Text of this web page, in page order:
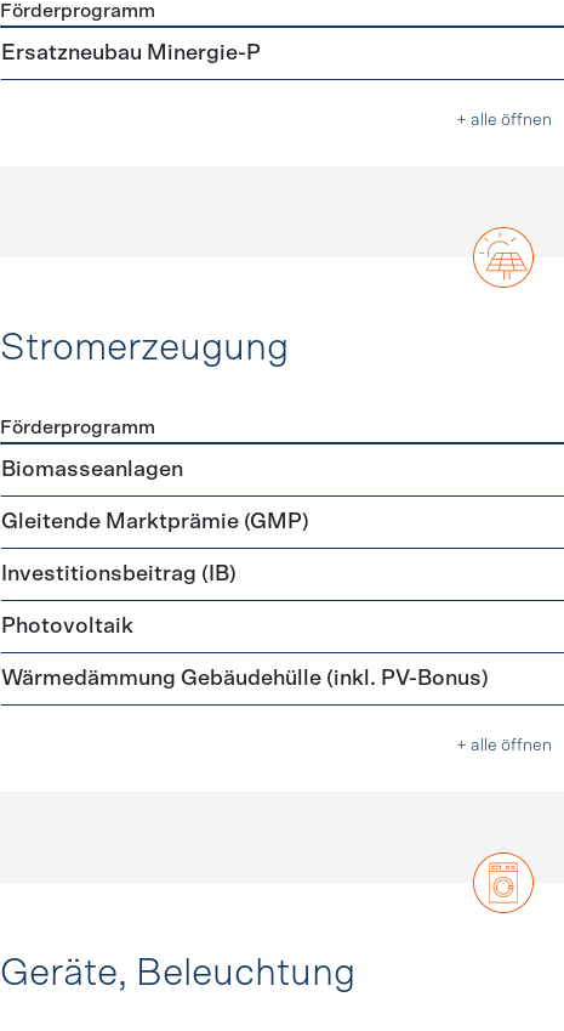
Förderprogramme Neubau
Förderprogramm
Ersatzneubau Minergie-P
+ alle öffnen
Stromerzeugung
Förderprogramme
Förderprogramm
Biomasseanlagen
Gleitende Marktprämie (GMP)
Investitionsbeitrag (IB)
Photovoltaik
Wärmedämmung Gebäudehülle (inkl. PV-Bonus)
+ alle öffnen
Geräte, Beleuchtung